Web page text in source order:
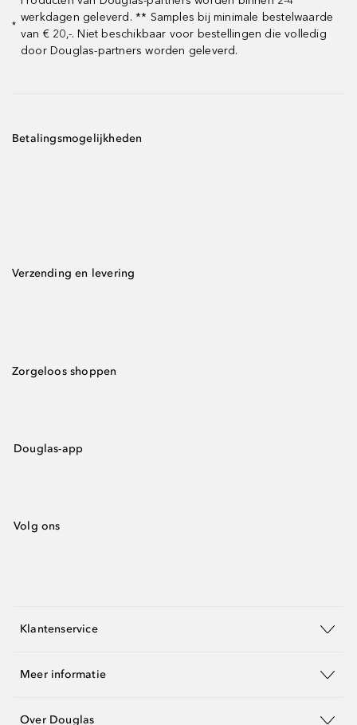
*
werkdagen geleverd. ** Samples bij minimale bestelwaarde
van € 20,-. Niet beschikbaar voor bestellingen die volledig
door Douglas-partners worden geleverd.
Betalingsmogelijkheden
Verzending en levering
Zorgeloos shoppen
Douglas-app
Volg ons
Klantenservice
Meer informatie
Over Douglas